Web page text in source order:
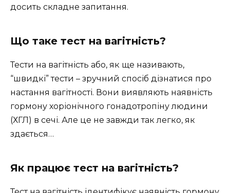
досить складне запитання.
Що таке тест на вагітність?
Тести на вагітність або, як ще називають,
“швидкі” тести – зручний спосіб дізнатися про
настання вагітності. Вони виявляють наявність
гормону хоріонічного гонадотропіну людини
(ХГЛ) в сечі. Але це не завжди так легко, як
здається…
Як працює тест на вагітність?